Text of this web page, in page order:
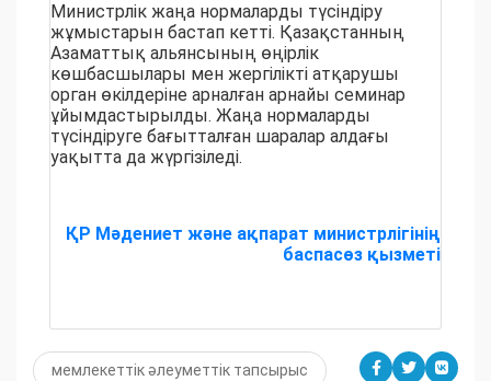
Министрлік жаңа нормаларды түсіндіру
жұмыстарын бастап кетті. Қазақстанның
Азаматтық альянсының өңірлік
көшбасшылары мен жергілікті атқарушы
орган өкілдеріне арналған арнайы семинар
ұйымдастырылды. Жаңа нормаларды
түсіндіруге бағытталған шаралар алдағы
уақытта да жүргізіледі.
ҚР Мәдениет және ақпарат министрлігінің
баспасөз қызметі
мемлекеттік әлеуметтік тапсырыс